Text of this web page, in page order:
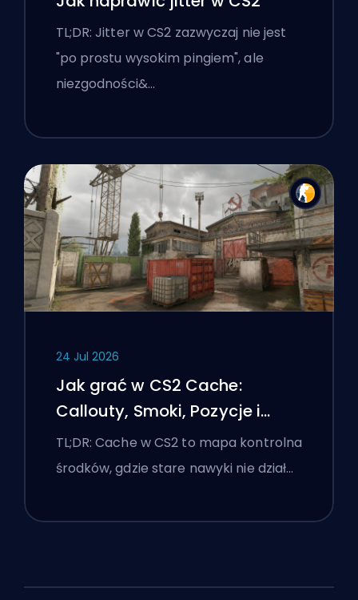
TL;DR: Jitter w CS2 zazwyczaj nie jest
"po prostu wysokim pingiem", ale
niezgodności&…
24 Jul 2026
Jak grać w CS2 Cache:
Callouty, Smoki, Pozycje i
Wskazówki Premier
TL;DR: Cache w CS2 to mapa kontrolna
środków, gdzie stare nawyki nie dział…